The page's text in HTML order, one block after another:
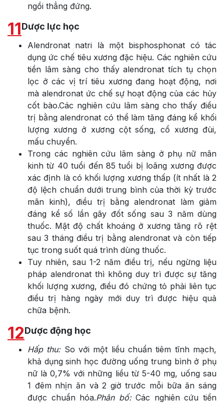
ngồi thẳng đứng.
11Dược lực học
Alendronat natri là một bisphosphonat có tác
dụng ức chế tiêu xương đặc hiệu. Các nghiên cứu
tiền lâm sàng cho thấy alendronat tích tụ chọn
lọc ở các vị trí tiêu xương đang hoạt động, nơi
mà alendronat ức chế sự hoạt động của các hủy
cốt bào.Các nghiên cứu lâm sàng cho thấy điều
trị bằng alendronat có thể làm tăng đáng kể khối
lượng xương ở xương cột sống, cổ xương đùi,
mấu chuyển.
Trong các nghiên cứu lâm sàng ở phụ nữ mãn
kinh từ 40 tuổi đến 85 tuổi bị loãng xương được
xác định là có khối lượng xương thấp (ít nhất là 2
độ lệch chuẩn dưới trung bình của thời kỳ trước
mãn kinh), điều trị bằng alendronat làm giảm
đáng kể số lần gãy đốt sống sau 3 năm dùng
thuốc. Mật độ chất khoáng ở xương tăng rõ rệt
sau 3 tháng điều trị bằng alendronat và còn tiếp
tục trong suốt quá trình dùng thuốc.
Tuy nhiên, sau 1-2 năm điều trị, nếu ngừng liệu
pháp alendronat thì không duy trì được sự tăng
khối lượng xương, điều đó chứng tỏ phải liên tục
điều trị hàng ngày mới duy trì được hiệu quả
chữa bệnh.
12Dược động học
Hấp thu: So với một liều chuẩn tiêm tĩnh mạch,
khả dụng sinh học đường uống trung bình ở phụ
nữ là 0,7% với những liều từ 5-40 mg, uống sau
1 đêm nhịn ăn và 2 giờ trước mỗi bữa ăn sáng
được chuẩn hóa.Phân bố:Các nghiên cứu tiền